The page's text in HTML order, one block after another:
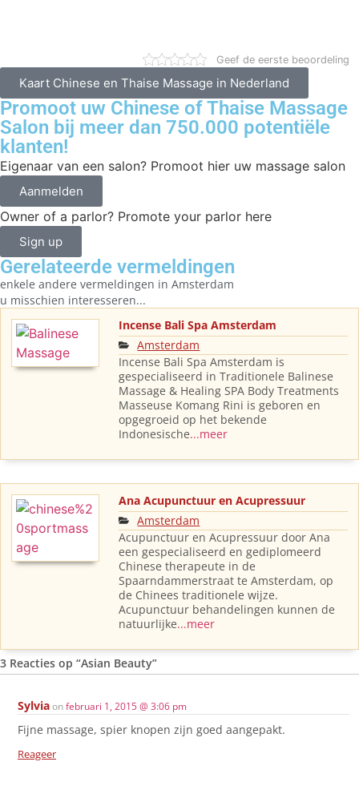
Geef de eerste beoordeling
Kaart Chinese en Thaise Massage in Nederland
Promoot uw Chinese of Thaise Massage
Salon bij meer dan 750.000 potentiële
klanten!
Eigenaar van een salon? Promoot hier uw massage salon
Aanmelden
Owner of a parlor? Promote your parlor here
Sign up
Gerelateerde vermeldingen
enkele andere vermeldingen in Amsterdam
u misschien interesseren...
Incense Bali Spa Amsterdam
Amsterdam
Incense Bali Spa Amsterdam is
gespecialiseerd in Traditionele Balinese
Massage & Healing SPA Body Treatments
Masseuse Komang Rini is geboren en
opgegroeid op het bekende
Indonesische...meer
Ana Acupunctuur en Acupressuur
Amsterdam
Acupunctuur en Acupressuur door Ana
een gespecialiseerd en gediplomeerd
Chinese therapeute in de
Spaarndammerstraat te Amsterdam, op
de Chinees traditionele wijze.
Acupunctuur behandelingen kunnen de
natuurlijke...meer
3 Reacties op “Asian Beauty”
Sylviaonfebruari 1, 2015 @ 3:06 pm
Fijne massage, spier knopen zijn goed aangepakt.
Reageer